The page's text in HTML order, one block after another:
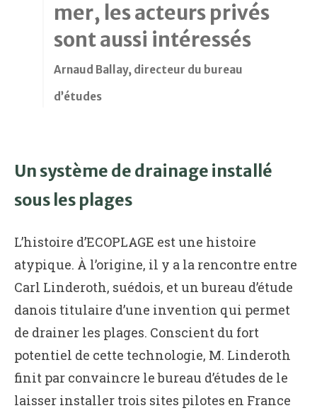
mer, les acteurs privés
sont aussi intéressés
Arnaud Ballay, directeur du bureau
d’études
Un système de drainage installé
sous les plages
L’histoire d’ECOPLAGE est une histoire
atypique. À l’origine, il y a la rencontre entre
Carl Linderoth, suédois, et un bureau d’étude
danois titulaire d’une invention qui permet
de drainer les plages. Conscient du fort
potentiel de cette technologie, M. Linderoth
finit par convaincre le bureau d’études de le
laisser installer trois sites pilotes en France